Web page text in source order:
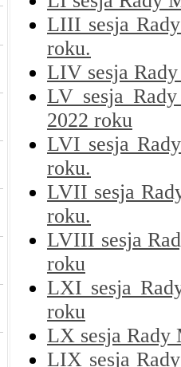
LIII sesja
roku.
LIV sesja
LV sesja
2022 roku
LVI sesja
roku.
LVII sesja
roku.
LVIII sesja
roku
LXI sesja
roku
LX sesja Rady
LIX sesja